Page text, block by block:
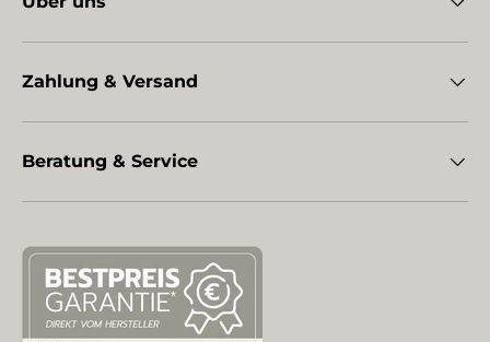
Zahlung & Versand
Beratung & Service